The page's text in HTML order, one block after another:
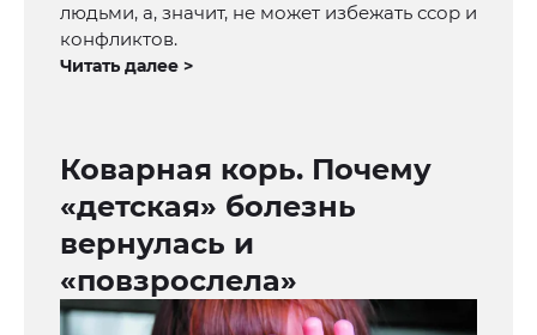
людьми, а, значит, не может избежать ссор и
конфликтов.
Читать далее >
Коварная корь. Почему
«детская» болезнь
вернулась и
«повзрослела»